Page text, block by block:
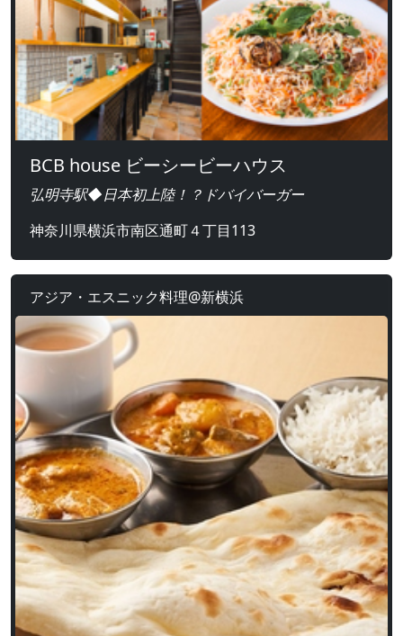
BCB house ビーシービーハウス
弘明寺駅◆日本初上陸！？ドバイバーガー
神奈川県横浜市南区通町４丁目113
アジア・エスニック料理@新横浜